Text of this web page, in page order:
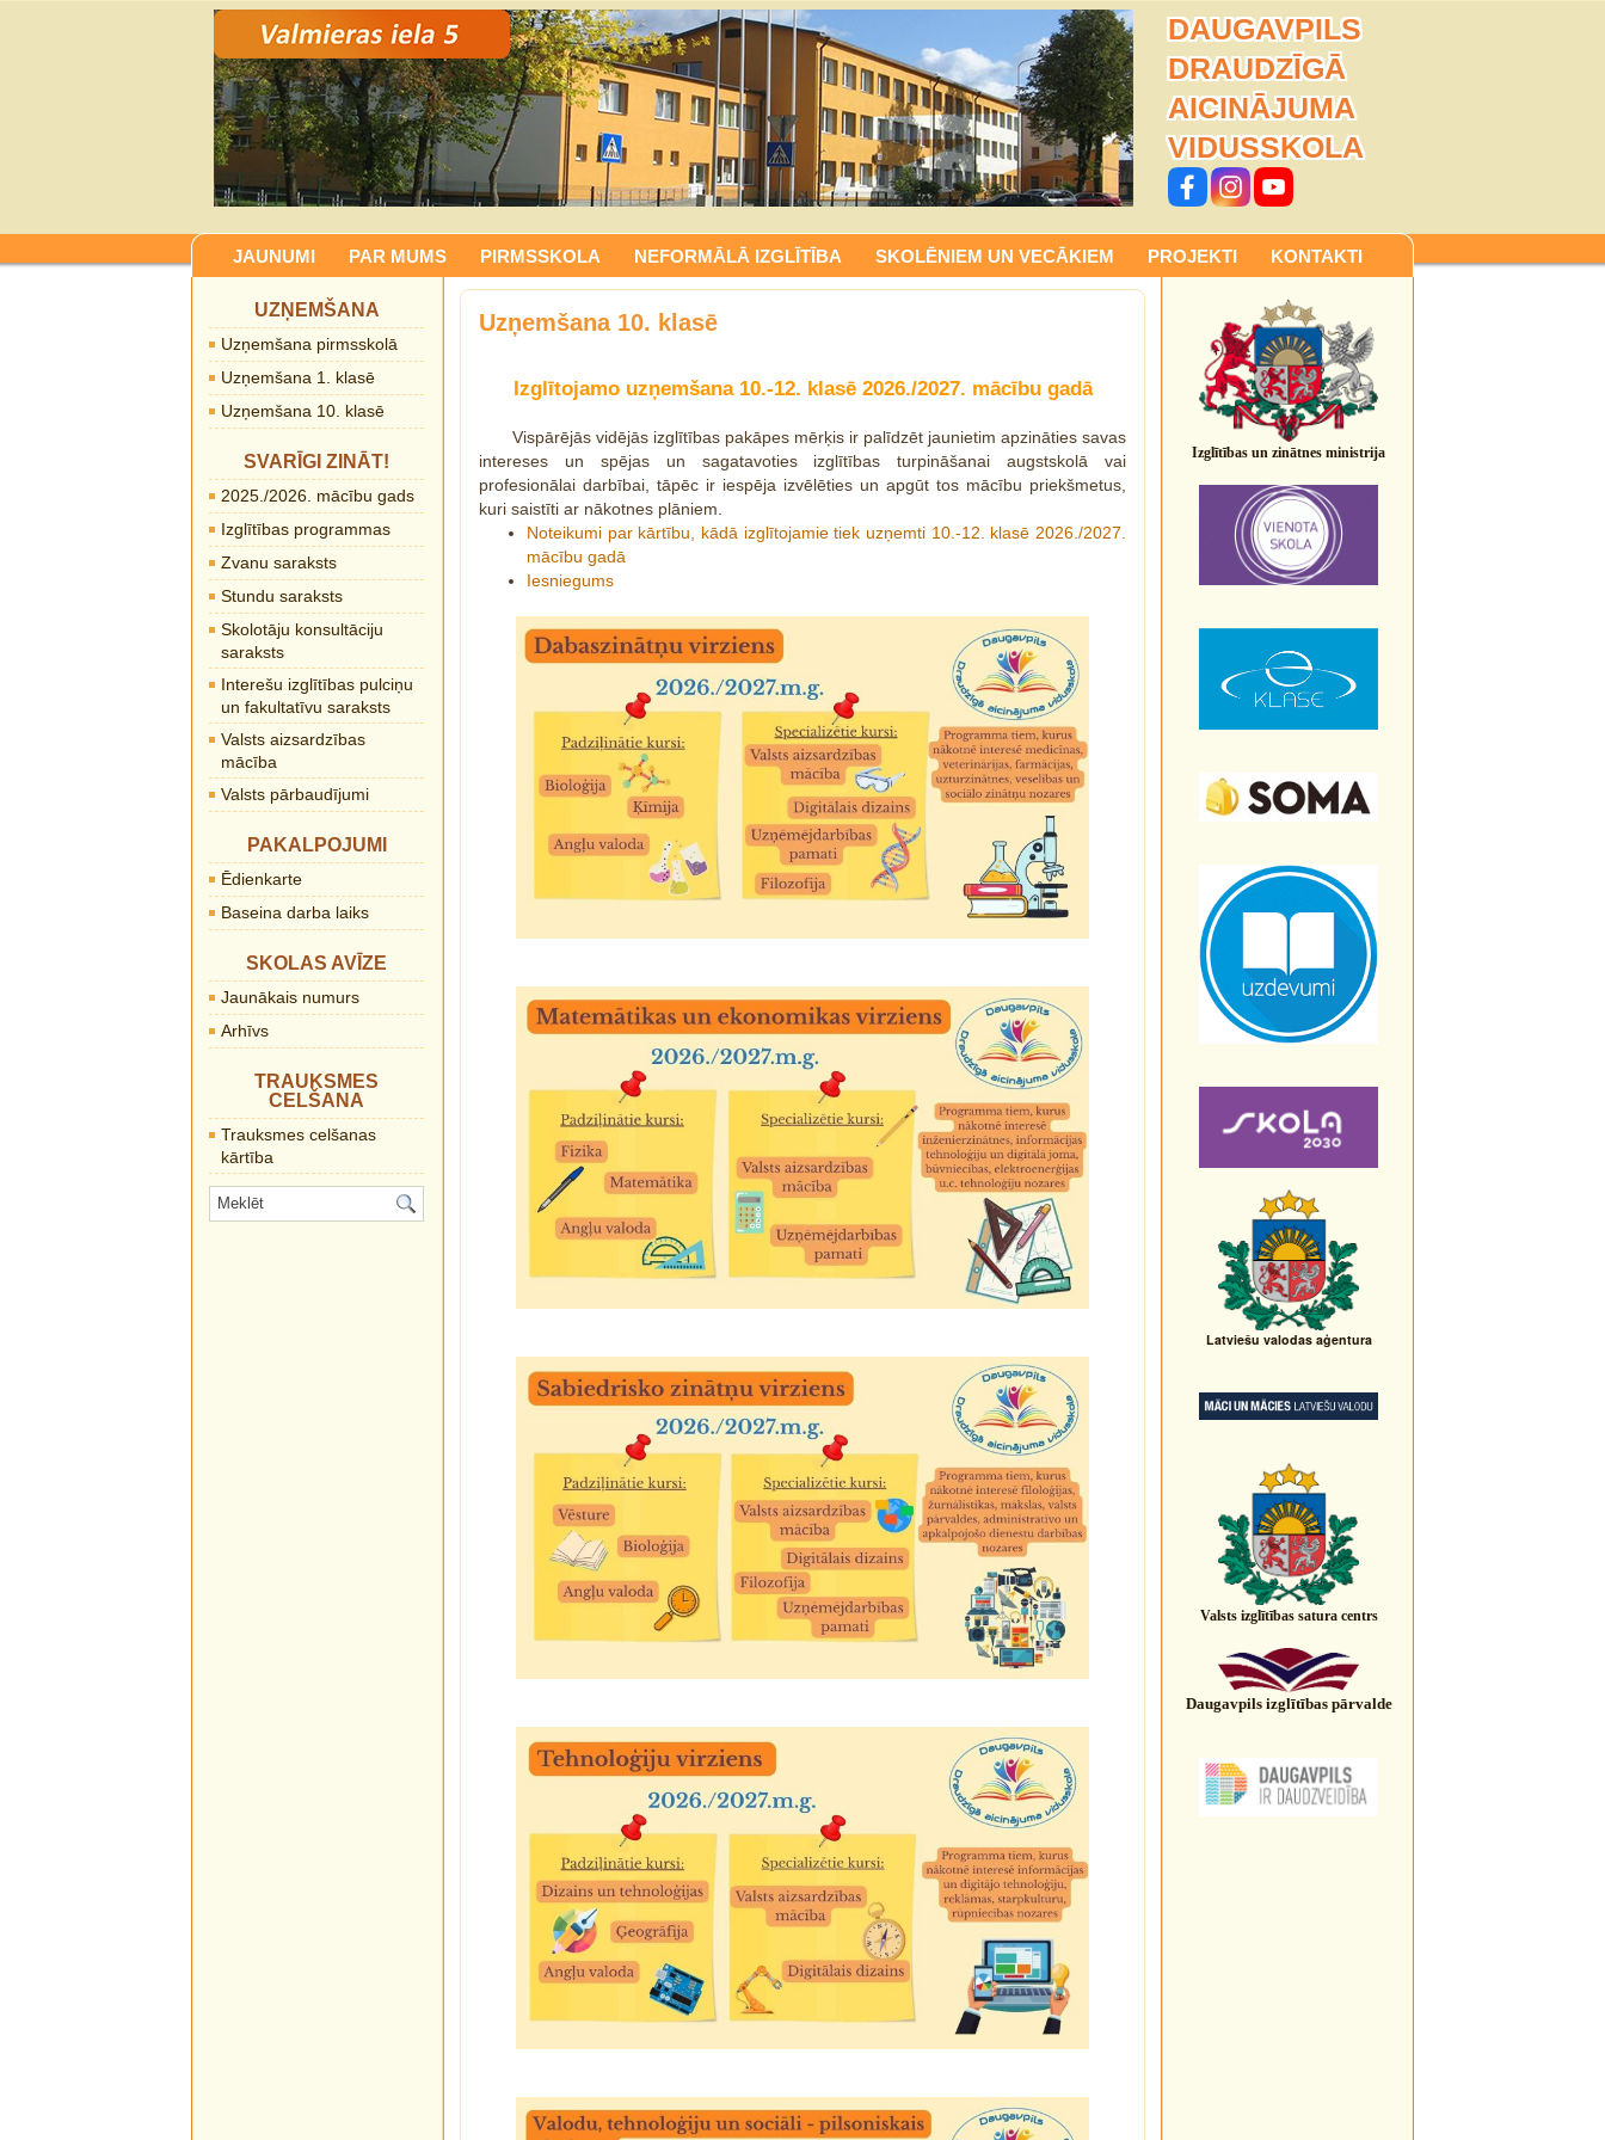
DAUGAVPILS
DRAUDZĪGĀ
AICINĀJUMA
VIDUSSKOLA
JAUNUMI PAR MUMS PIRMSSKOLA NEFORMĀLĀ IZGLĪTĪBA SKOLĒNIEM UN VECĀKIEM PROJEKTI KONTAKTI
UZŅEMŠANA
Uzņemšana pirmsskolā
Uzņemšana 1. klasē
Uzņemšana 10. klasē
SVARĪGI ZINĀT!
2025./2026. mācību gads
Izglītības programmas
Zvanu saraksts
Stundu saraksts
Skolotāju konsultāciju
saraksts
Interešu izglītības pulciņu
un fakultatīvu saraksts
Valsts aizsardzības
mācība
Valsts pārbaudījumi
PAKALPOJUMI
Ēdienkarte
Baseina darba laiks
SKOLAS AVĪZE
Jaunākais numurs
Arhīvs
TRAUKSMES
CELŠANA
Trauksmes celšanas
kārtība
Uzņemšana 10. klasē
Izglītojamo uzņemšana 10.-12. klasē 2026./2027. mācību gadā
Vispārējās vidējās izglītības pakāpes mērķis ir palīdzēt jaunietim apzināties savas
intereses un spējas un sagatavoties izglītības turpināšanai augstskolā vai
profesionālai darbībai, tāpēc ir iespēja izvēlēties un apgūt tos mācību priekšmetus,
kuri saistīti ar nākotnes plāniem.
Noteikumi par kārtību, kādā izglītojamie tiek uzņemti 10.-12. klasē 2026./2027.
mācību gadā
Iesniegums
Izglītības un zinātnes ministrija
Latviešu valodas aģentura
Valsts izglītības satura centrs
Daugavpils izglītības pārvalde